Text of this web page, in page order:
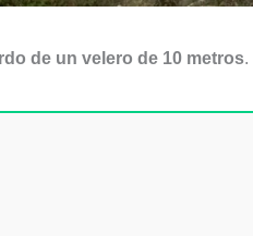
de un velero de 10 metros.